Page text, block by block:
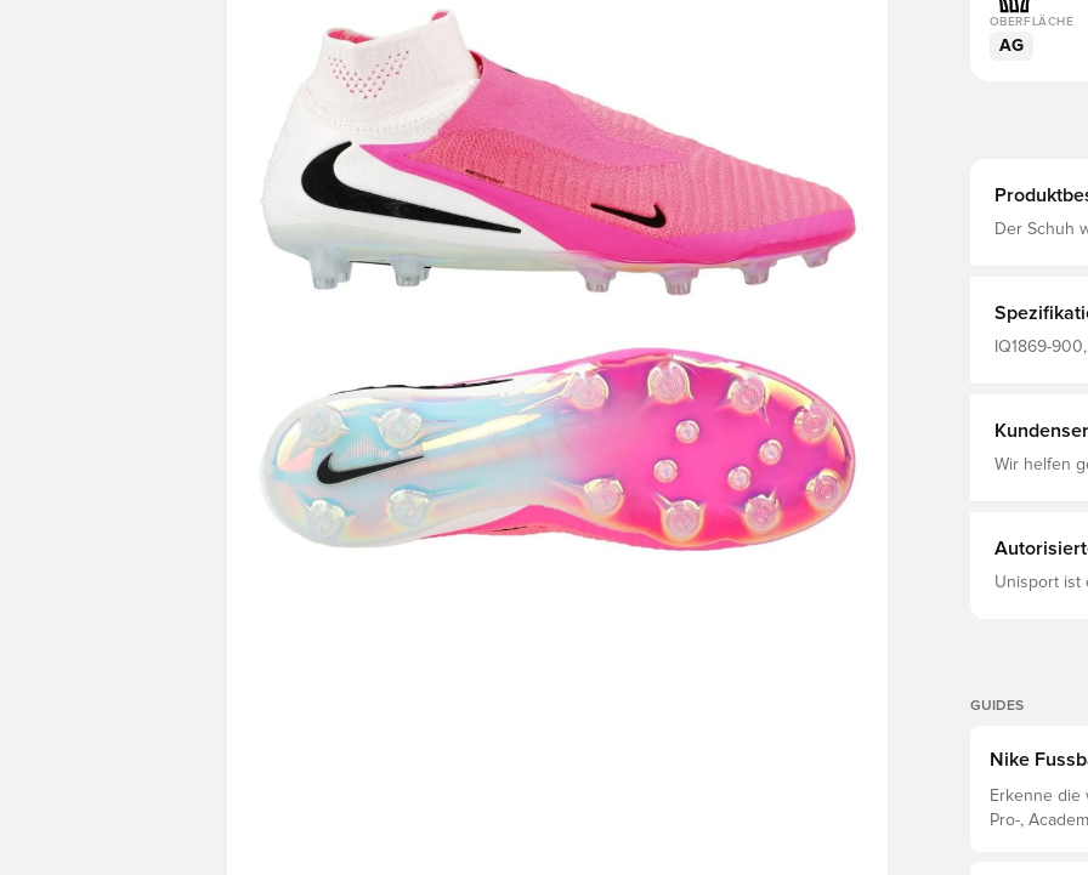
OBERFLÄCHE
AG
Der Schuh
flüssigen
Stiefel, der
Hinweis:
IQ1869-
Wir helfen
Unisport ist
GUIDES
Nike
Erkenne die
Pro-,